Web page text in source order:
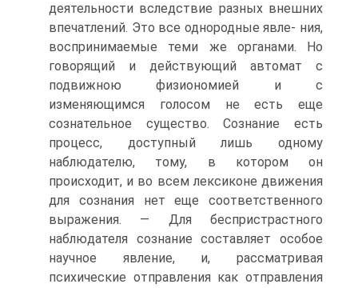
деятельности вследствие разных внешних
впечатлений. Это все однородные явле- ния,
воспринимаемые теми же органами. Но
говорящий и действующий автомат с
подвижною физиономией и с
изменяющимся голосом не есть еще
сознательное существо. Сознание есть
процесс, доступный лишь одному
наблюдателю, тому, в котором он
происходит, и во всем лексиконе движения
для сознания нет еще соответственного
выражения. — Для беспристрастного
наблюдателя сознание составляет особое
научное явление, и, рассматривая
психические отправления как отправления